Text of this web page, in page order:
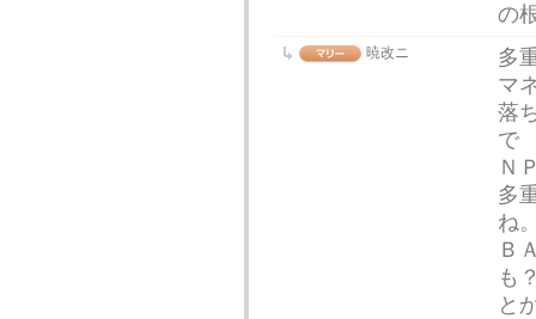
の
暁改ニ
多
マ
落
で
Ｎ
多
ね
Ｂ
も
と